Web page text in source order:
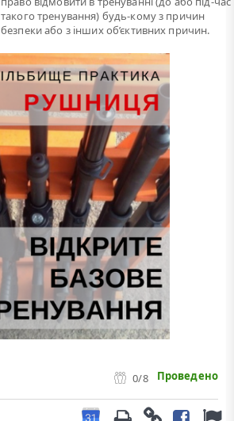
такого тренування) будь-кому з причин
безпеки або з інших об’єктивних причин.
0/8 Проведено